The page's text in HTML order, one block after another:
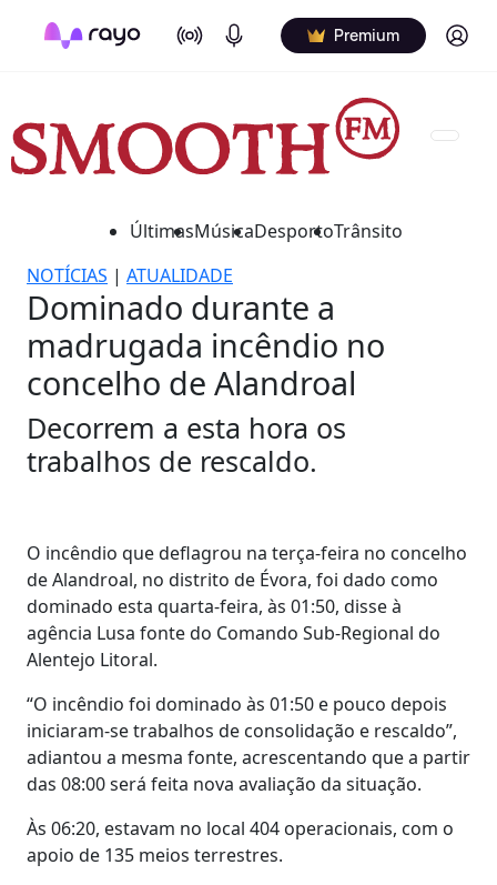
On Air Podcasts Premium Log in
ÚltimasMúsicaDesportoTrânsito
NOTÍCIAS | ATUALIDADE
Dominado durante a
madrugada incêndio no
concelho de Alandroal
Decorrem a esta hora os
trabalhos de rescaldo.
O incêndio que deflagrou na terça-feira no concelho
de Alandroal, no distrito de Évora, foi dado como
dominado esta quarta-feira, às 01:50, disse à
agência Lusa fonte do Comando Sub-Regional do
Alentejo Litoral.
“O incêndio foi dominado às 01:50 e pouco depois
iniciaram-se trabalhos de consolidação e rescaldo”,
adiantou a mesma fonte, acrescentando que a partir
das 08:00 será feita nova avaliação da situação.
Às 06:20, estavam no local 404 operacionais, com o
apoio de 135 meios terrestres.